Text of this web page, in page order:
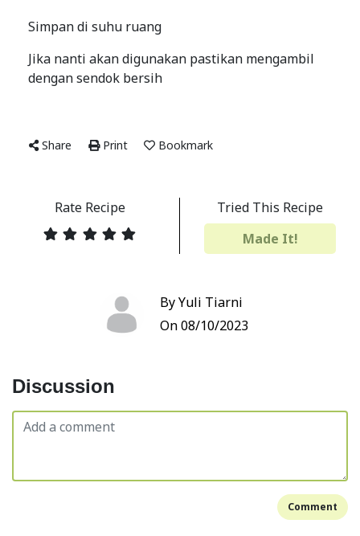
Simpan di suhu ruang
Jika nanti akan digunakan pastikan mengambil
dengan sendok bersih
Share Print Bookmark
Rate Recipe
Tried This Recipe
Made It!
By Yuli Tiarni
On 08/10/2023
Discussion
Comment